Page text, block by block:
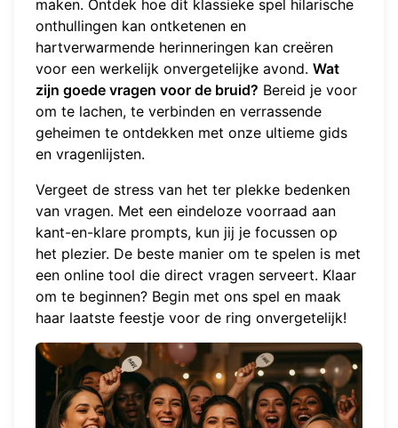
maken. Ontdek hoe dit klassieke spel hilarische
onthullingen kan ontketenen en
hartverwarmende herinneringen kan creëren
voor een werkelijk onvergetelijke avond. Wat
zijn goede vragen voor de bruid? Bereid je voor
om te lachen, te verbinden en verrassende
geheimen te ontdekken met onze ultieme gids
en vragenlijsten.
Vergeet de stress van het ter plekke bedenken
van vragen. Met een eindeloze voorraad aan
kant-en-klare prompts, kun jij je focussen op
het plezier. De beste manier om te spelen is met
een online tool die direct vragen serveert. Klaar
om te beginnen? Begin met ons spel en maak
haar laatste feestje voor de ring onvergetelijk!